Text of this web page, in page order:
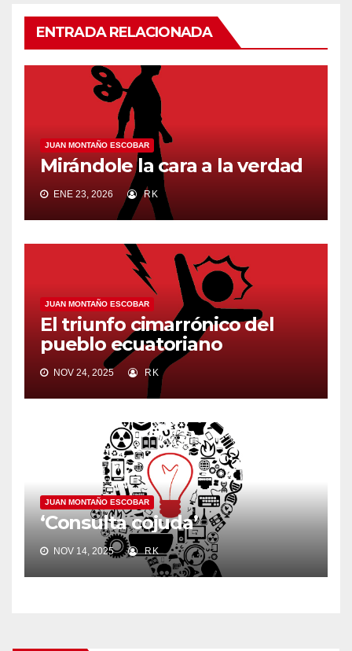
ENTRADA RELACIONADA
JUAN MONTAÑO ESCOBAR
Mirándole la cara a la verdad
ENE 23, 2026 RK
JUAN MONTAÑO ESCOBAR
El triunfo cimarrónico del
pueblo ecuatoriano
NOV 24, 2025 RK
JUAN MONTAÑO ESCOBAR
‘Consulta cojuda’
NOV 14, 2025 RK